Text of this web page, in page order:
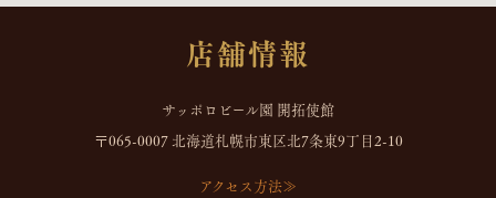
店舗情報
サッポロビール園 開拓使館
〒065-0007 北海道札幌市東区北7条東9丁目2-10
アクセス方法≫